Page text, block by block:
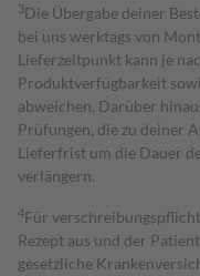
3Die Übergabe deiner
bei uns werktags von
Lieferzeitpunkt kann je
Produktverfügbarkeit
abweichen. Darüber
Prüfungen, die zu deiner
Lieferfrist um die Dauer
verlängern.
4Für
Rezept aus und der
gesetzliche